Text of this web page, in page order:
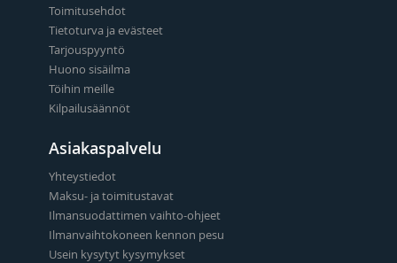
Toimitusehdot
Tietoturva ja evästeet
Tarjouspyyntö
Huono sisäilma
Töihin meille
Kilpailusäännöt
Asiakaspalvelu
Yhteystiedot
Maksu- ja toimitustavat
Ilmansuodattimen vaihto-ohjeet
Ilmanvaihtokoneen kennon pesu
Usein kysytyt kysymykset